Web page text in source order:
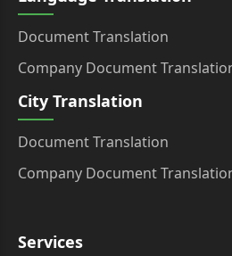
Document Translation
Company Document
City Translation
Document Translation
Company Document
Services